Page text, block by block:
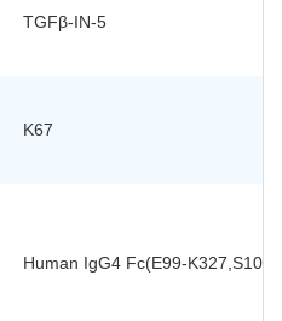
TGFβ-IN-5
K67
Human IgG4 Fc(E99-